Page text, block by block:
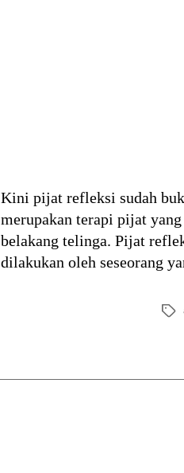
Kini pijat refleksi sudah
merupakan terapi pijat
belakang telinga. Pijat
dilakukan oleh seseorang
Tags